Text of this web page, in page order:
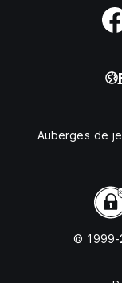
Auberges de
© 1999-